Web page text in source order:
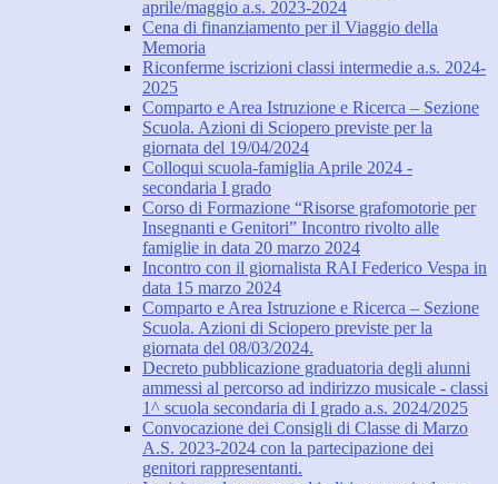
aprile/maggio a.s. 2023-2024
Cena di finanziamento per il Viaggio della
Memoria
Riconferme iscrizioni classi intermedie a.s. 2024-
2025
Comparto e Area Istruzione e Ricerca – Sezione
Scuola. Azioni di Sciopero previste per la
giornata del 19/04/2024
Colloqui scuola-famiglia Aprile 2024 -
secondaria I grado
Corso di Formazione “Risorse grafomotorie per
Insegnanti e Genitori” Incontro rivolto alle
famiglie in data 20 marzo 2024
Incontro con il giornalista RAI Federico Vespa in
data 15 marzo 2024
Comparto e Area Istruzione e Ricerca – Sezione
Scuola. Azioni di Sciopero previste per la
giornata del 08/03/2024.
Decreto pubblicazione graduatoria degli alunni
ammessi al percorso ad indirizzo musicale - classi
1^ scuola secondaria di I grado a.s. 2024/2025
Convocazione dei Consigli di Classe di Marzo
A.S. 2023-2024 con la partecipazione dei
genitori rappresentanti.